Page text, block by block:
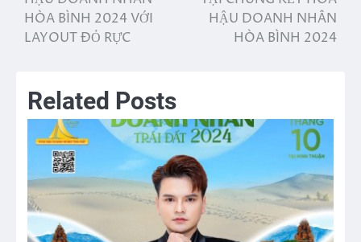
viết
HÒA BÌNH 2024 VỚI
LAYOUT ĐỎ RỰC
HẬU DOANH NHÂN
HÒA BÌNH 2024
Related Posts